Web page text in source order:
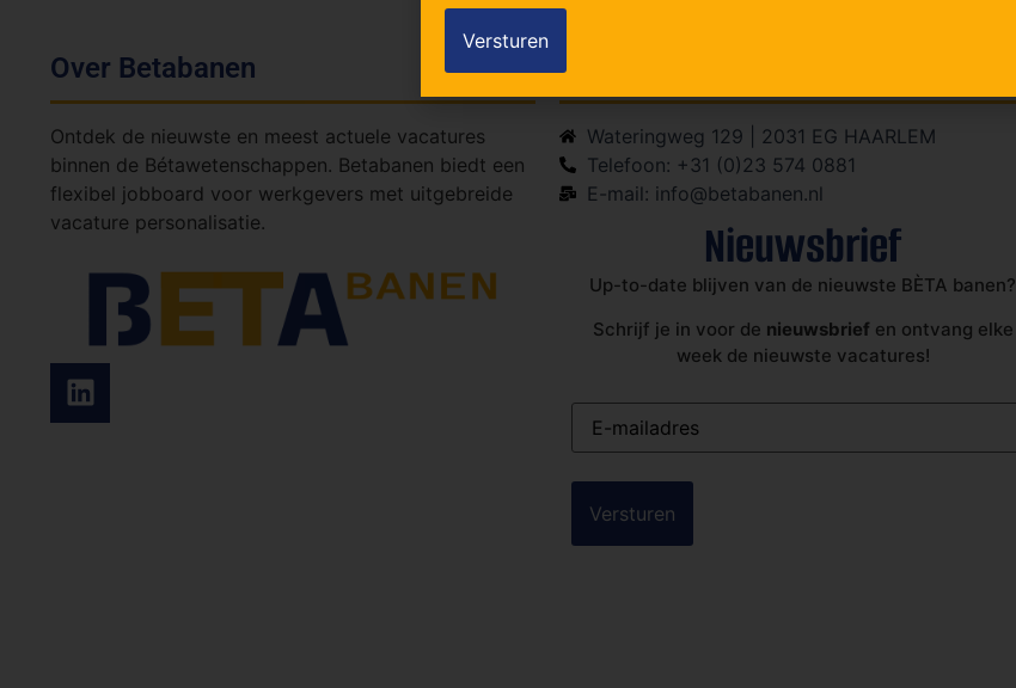
Over Betabanen
Ontdek de nieuwste en meest actuele vacatures
binnen de Bétawetenschappen. Betabanen biedt een
flexibel jobboard voor werkgevers met uitgebreide
vacature personalisatie.
Contact
Wateringweg 129 | 2031 EG HAARLEM
Telefoon: +31 (0)23 574 0881
E-mail: info@betabanen.nl
Nieuwsbrief
Up-to-date blijven van de nieuwste BÈTA banen?
Schrijf je in voor de nieuwsbrief en ontvang elke
week de nieuwste vacatures!
E-
mailadres(Vereist)